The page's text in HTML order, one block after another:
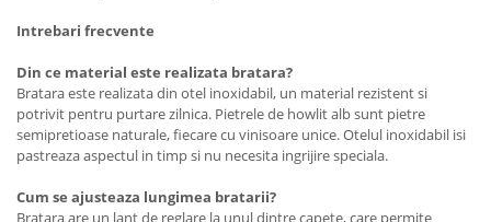
Intrebari frecvente
Din ce material este realizata bratara?
Bratara este realizata din otel inoxidabil, un material rezistent si
potrivit pentru purtare zilnica. Pietrele de howlit alb sunt pietre
semipretioase naturale, fiecare cu vinisoare unice. Otelul inoxidabil isi
pastreaza aspectul in timp si nu necesita ingrijire speciala.
Cum se ajusteaza lungimea bratarii?
Bratara are un lant de reglare la unul dintre capete, care permite